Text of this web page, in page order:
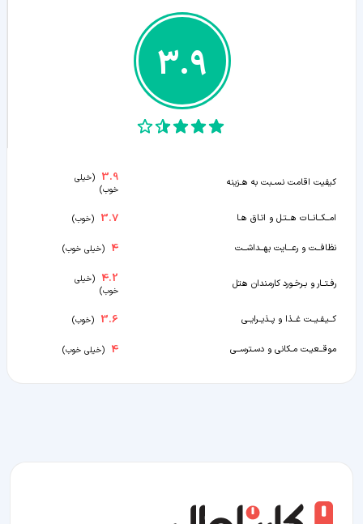
3.9
کیفیت اقامت نسـبت به هـزینه 3.9
(خیلی
خوب)
امــکــانــات هــتـل و اتـاق هـا 3.7
(خوب)
نظافــت و رعـــایت بهــداشــت 4
(خیلی خوب)
رفـتــار و بـرخـورد کارمندان هتل 4.2
(خیلی
خوب)
کــیـفـیــت غــذا و پــذیــرایــی 3.6
(خوب)
موقــعیـت مـکانی و دسـترســی 4
(خیلی خوب)